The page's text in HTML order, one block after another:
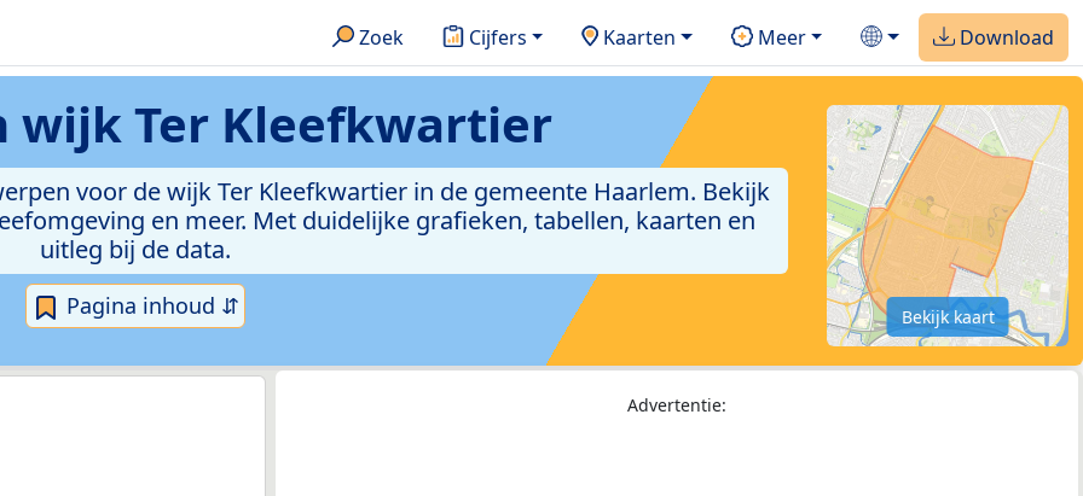
Zoek Cijfers Kaarten Meer Download
wijk Ter Kleefkwartier
voor de wijk Ter Kleefkwartier in de gemeente Haarlem. Bekijk
en meer. Met duidelijke grafieken, tabellen, kaarten en
uitleg bij de data.
Pagina inhoud ⇵ Bekijk kaart
Advertentie: